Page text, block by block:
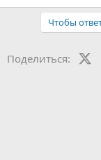
Чтобы
Поделиться: